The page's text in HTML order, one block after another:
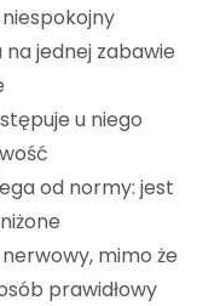
jednej zabawie
u niego
od normy: jest
mimo że
prawidłowy